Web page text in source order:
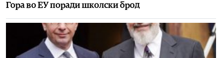
Гора во ЕУ поради школски брод